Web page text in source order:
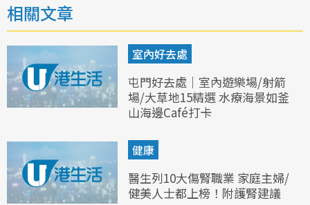
相關文章
室內好去處
屯門好去處｜室內遊樂場/射箭
場/大草地15精選 水療海景如釜
山海邊Café打卡
健康
醫生列10大傷腎職業 家庭主婦/
健美人士都上榜！附護腎建議